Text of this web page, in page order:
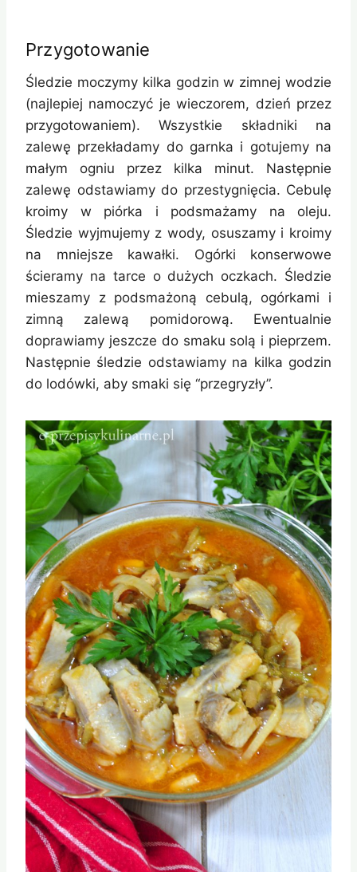
Przygotowanie
Śledzie moczymy kilka godzin w zimnej wodzie
(najlepiej namoczyć je wieczorem, dzień przez
przygotowaniem). Wszystkie składniki na
zalewę przekładamy do garnka i gotujemy na
małym ogniu przez kilka minut. Następnie
zalewę odstawiamy do przestygnięcia. Cebulę
kroimy w piórka i podsmażamy na oleju.
Śledzie wyjmujemy z wody, osuszamy i kroimy
na mniejsze kawałki. Ogórki konserwowe
ścieramy na tarce o dużych oczkach. Śledzie
mieszamy z podsmażoną cebulą, ogórkami i
zimną zalewą pomidorową. Ewentualnie
doprawiamy jeszcze do smaku solą i pieprzem.
Następnie śledzie odstawiamy na kilka godzin
do lodówki, aby smaki się “przegryzły”.